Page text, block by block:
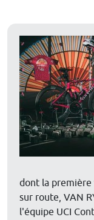
dont la première
sur route, VAN
l'équipe UCI